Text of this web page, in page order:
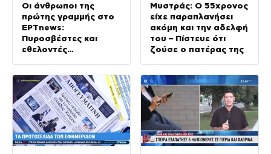
Οι άνθρωποι της
πρώτης γραμμής στο
ΕΡΤnews:
Πυροσβέστες και
εθελοντές
μέτωπα
Μυστράς: Ο 55χρονος
είχε παραπλανήσει
ακόμη και την αδελφή
του – Πίστευε ότι
ζούσε ο πατέρας της